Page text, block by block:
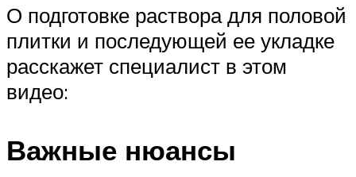
О подготовке раствора для половой
плитки и последующей ее укладке
расскажет специалист в этом
видео:
Важные нюансы